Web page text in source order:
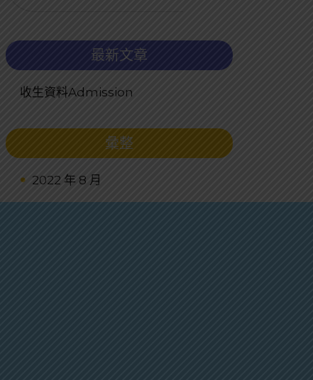
最新文章
收生資料Admission
彙整
2022 年 8 月